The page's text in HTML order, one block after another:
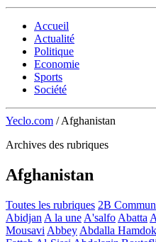
Accueil
Actualité
Politique
Economie
Sports
Société
Yeclo.com / Afghanistan
Archives des rubriques
Afghanistan
Toutes les rubriques 2B
Abidjan A la une A'salfo Abatta
Mousavi Abbey Abdalla Hamdok